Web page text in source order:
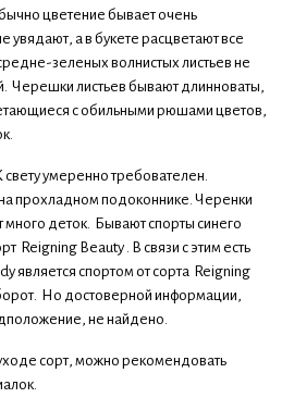
цветение бывает очень
увядают, а в букете расцветают все
зеленых волнистых листьев не
Черешки листьев бывают длинноваты,
с обильными рюшами цветов,
умеренно требователен.
прохладном подоконнике. Черенки
деток. Бывают спорты синего
Reigning Beauty . В связи с этим есть
является спортом от сорта Reigning
Но достоверной информации,
не найдено.
сорт, можно рекомендовать